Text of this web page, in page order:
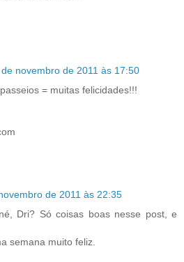
de novembro de 2011 às 17:50
= muitas felicidades!!!
de 2011 às 22:35
Dri? Só coisas boas nesse post, e
semana muito feliz.